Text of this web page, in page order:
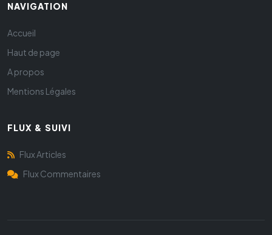
NAVIGATION
Accueil
Haut de page
A propos
Mentions Légales
FLUX & SUIVI
Flux Articles
Flux Commentaires